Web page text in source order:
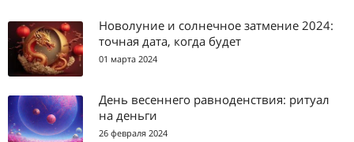
Новолуние и солнечное затмение 2024:
точная дата, когда будет
01 марта 2024
День весеннего равноденствия: ритуал
на деньги
26 февраля 2024